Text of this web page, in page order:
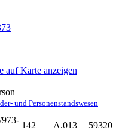
auf Karte anzeigen
und Personenstandswesen
973-
142 A.013 59320